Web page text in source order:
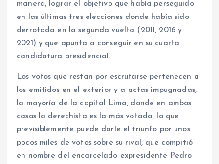
manera, lograr el objetivo que había perseguido
en las últimas tres elecciones donde había sido
derrotada en la segunda vuelta (2011, 2016 y
2021) y que apunta a conseguir en su cuarta
candidatura presidencial.
Los votos que restan por escrutarse pertenecen a
los emitidos en el exterior y a actas impugnadas,
la mayoría de la capital Lima, donde en ambos
casos la derechista es la más votada, lo que
previsiblemente puede darle el triunfo por unos
pocos miles de votos sobre su rival, que compitió
en nombre del encarcelado expresidente Pedro